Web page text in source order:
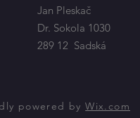
Jan Pleskač
Dr. Sokola 1030
289 12 Sadská
powered byWix.com